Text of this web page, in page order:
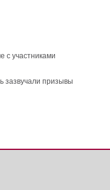
с участниками
зазвучали призывы